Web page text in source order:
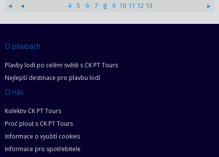
4 5 6 7 8 9 10 11 12 13
O plavbách
Plavby lodí po celém světě s CK PT Tours
Nejlepší destinace pro plavbu lodí
O nás
Kolektiv CK PT Tours
Proč plout s CK PT Tours
Informace o využití cookies
Informace pro spotřebitele